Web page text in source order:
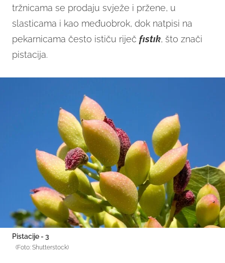
tržnicama se prodaju svježe i pržene, u
slasticama i kao međuobrok, dok natpisi na
pekarnicama često ističu riječ fıstık, što znači
pistacija.
Pistacije - 3
(Foto: Shutterstock)